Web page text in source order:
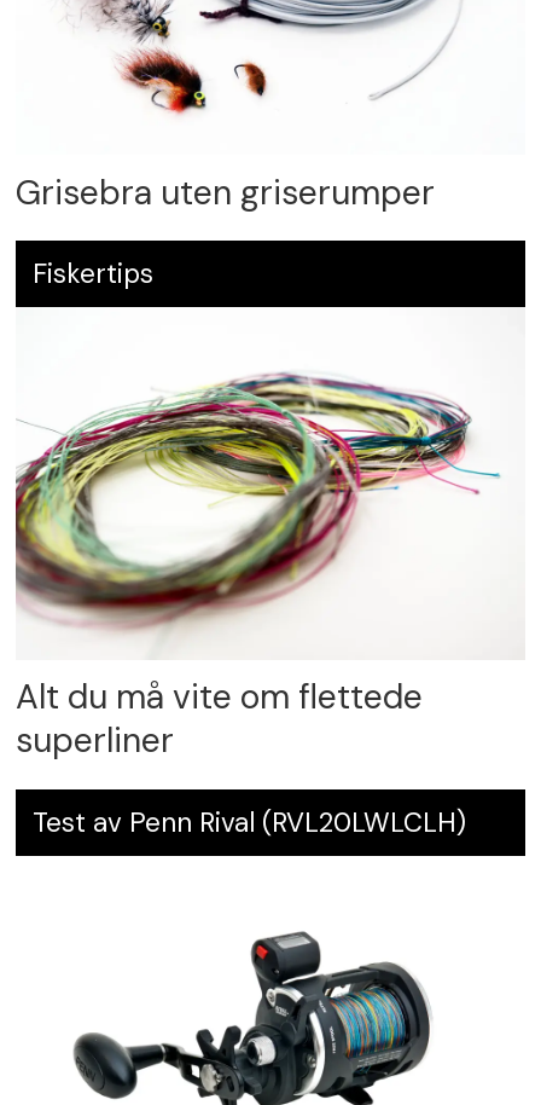
Grisebra uten griserumper
Fiskertips
Alt du må vite om flettede
superliner
Test av Penn Rival (RVL20LWLCLH)